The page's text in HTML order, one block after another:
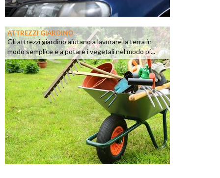
ATTREZZI GIARDINO
Gli attrezzi giardino aiutano a lavorare la terra in
modo semplice e a potare i vegetali nel modo pi...